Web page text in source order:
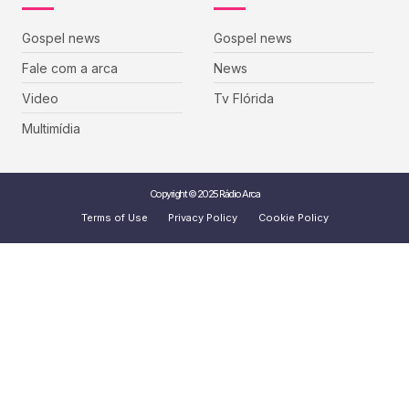
Gospel news
Fale com a arca
Video
Multimídia
Gospel news
News
Tv Flórida
Copyright © 2025 Rádio Arca
Terms of Use
Privacy Policy Cookie Policy